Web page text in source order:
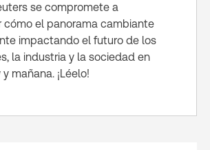
se compromete a
cómo el panorama cambiante
impactando el futuro de los
la industria y la sociedad en
mañana. ¡Léelo!